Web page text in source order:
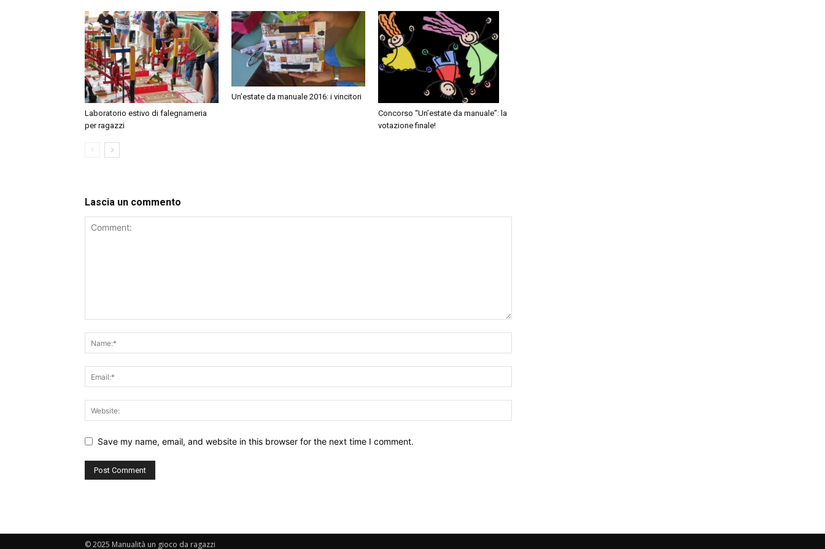
Laboratorio estivo di falegnameria
per ragazzi
Un’estate da manuale 2016: i vincitori
Concorso “Un’estate da manuale”: la
votazione finale!
Lascia un commento
Save my name, email, and website in this browser for the next time I comment.
© 2025 Manualità un gioco da ragazzi